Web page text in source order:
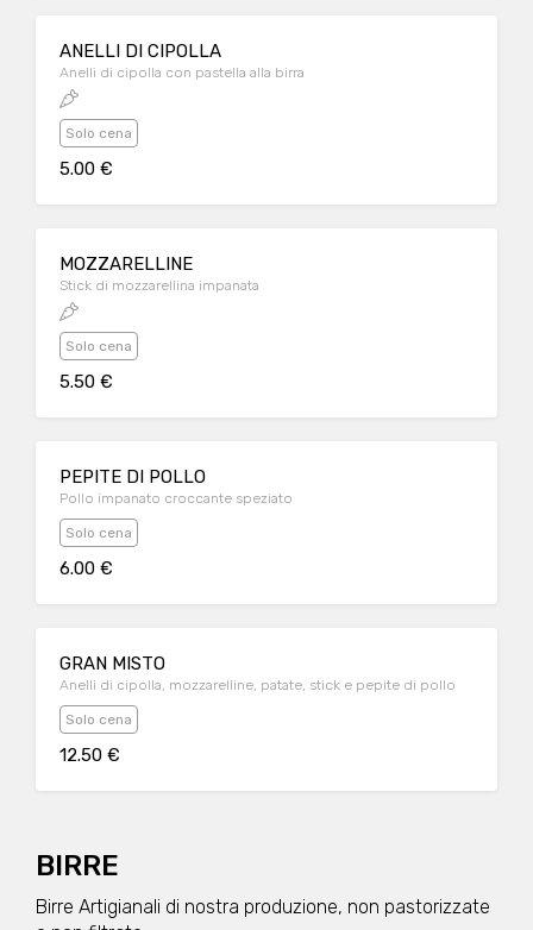
ANELLI DI CIPOLLA
Anelli di cipolla con pastella alla birra
Solo cena
5.00 €
MOZZARELLINE
Stick di mozzarellina impanata
Solo cena
5.50 €
PEPITE DI POLLO
Pollo impanato croccante speziato
Solo cena
6.00 €
GRAN MISTO
Anelli di cipolla, mozzarelline, patate, stick e pepite di pollo
Solo cena
12.50 €
BIRRE
Birre Artigianali di nostra produzione, non pastorizzate